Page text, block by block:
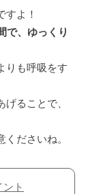
すよ！
で、ゆっくり
りも呼吸をす
ることで、
ださいね。
ト